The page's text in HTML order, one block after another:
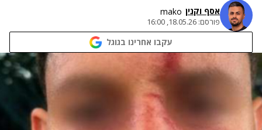
אסף וקנין mako
פורסם: 18.05.26, 16:00
עקבו אחרינו בגוגל